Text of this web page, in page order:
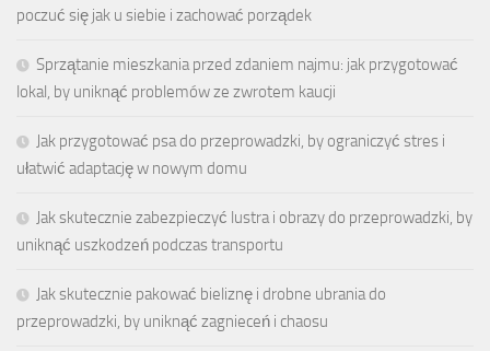
poczuć się jak u siebie i zachować porządek
Sprzątanie mieszkania przed zdaniem najmu: jak przygotować
lokal, by uniknąć problemów ze zwrotem kaucji
Jak przygotować psa do przeprowadzki, by ograniczyć stres i
ułatwić adaptację w nowym domu
Jak skutecznie zabezpieczyć lustra i obrazy do przeprowadzki, by
uniknąć uszkodzeń podczas transportu
Jak skutecznie pakować bieliznę i drobne ubrania do
przeprowadzki, by uniknąć zagnieceń i chaosu